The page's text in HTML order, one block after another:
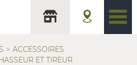
ACCESSOIRES
ET TIREUR